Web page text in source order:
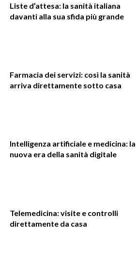
Liste d’attesa: la sanità italiana
davanti alla sua sfida più grande
Farmacia dei servizi: così la sanità
arriva direttamente sotto casa
Intelligenza artificiale e medicina: la
nuova era della sanità digitale
Telemedicina: visite e controlli
direttamente da casa